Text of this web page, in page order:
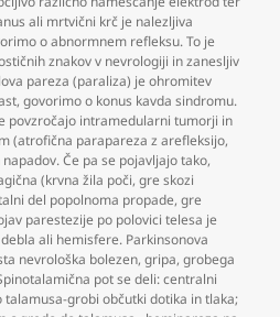
ali mrtvični krč je nalezljiva
o abnormnem refleksu. To je
znakov v nevrologiji in zanesljiv
pareza (paraliza) je ohromitev
,govorimo o konus kavda sindromu.
povzročajo intramedularni tumorji in
(atrofična parapareza z arefleksijo,
Če pa se pojavljajo tako,
(krvna žila poči,gre skozi
del popolnoma propade,gre
parestezije po polovici telesa je
ali hemisfere. Parkinsonova
nevrološka bolezen,gripa,grobega
pot se deli: centralni
grobi občutki dotika in tlaka;